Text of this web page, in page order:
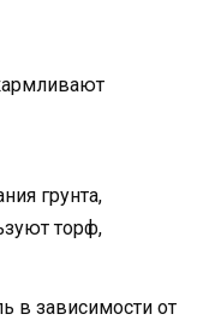
грунта,
торф,
в зависимости от